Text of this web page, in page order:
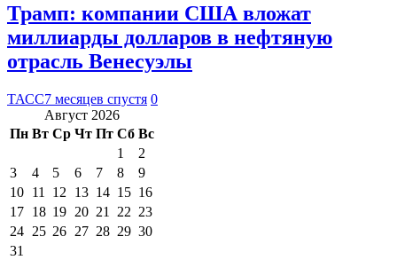
Трамп: компании США вложат
миллиарды долларов в нефтяную
отрасль Венесуэлы
ТАСС7 месяцев спустя 0
Август 2026
Пн Вт Ср Чт Пт Сб Вс
1
2
3
4 5 6 7 8
9
10 11 12 13 14 15 16
17 18 19 20 21 22 23
24 25 26 27 28 29 30
31